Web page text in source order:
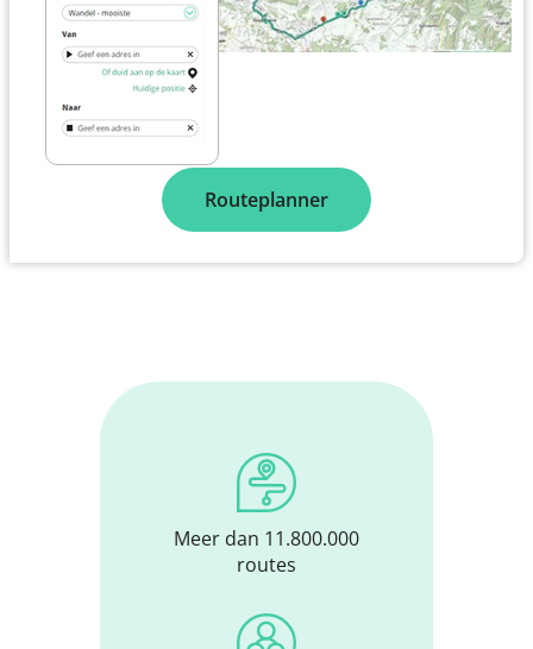
Routeplanner
Meer dan 11.800.000
routes